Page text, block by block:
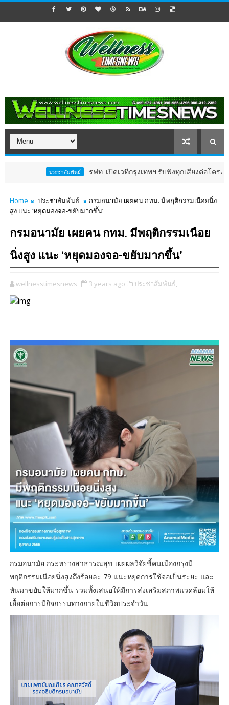
ประชาสัมพันธ์ รฟท. เปิดเวทีกรุงเทพฯ รับฟังทุกเสียงต่อโครงการรถ
Home ประชาสัมพันธ์
กรมอนามัย เผยคน กทม. มีพฤติกรรมเนือยนิ่ง
สูง แนะ ‘หยุดมองจอ-ขยับมากขึ้น’
กรมอนามัย เผยคน กทม. มีพฤติกรรมเนือย
นิ่งสูง แนะ ‘หยุดมองจอ-ขยับมากขึ้น’
wellnesstimesnews 3 years ago ประชาสัมพันธ์,
กรมอนามัย กระทรวงสาธารณสุข เผยผลวิจัยชี้คนเมืองกรุงมี
พฤติกรรมเนือยนิ่งสูงถึงร้อยละ 79 แนะหยุดการใช้จอเป็นระยะ และ
หันมาขยับให้มากขึ้น รวมทั้งเสนอให้มีการส่งเสริมสภาพแวดล้อมให้
เอื้อต่อการมีกิจกรรมทางกายในชีวิตประจำวัน